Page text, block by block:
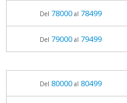
Del 78000al 78499
Del 79000al 79499
Del 80000al 80499